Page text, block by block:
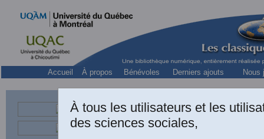
Accueil À propos Bénévoles Derniers ajouts Nous
À tous les utilisateurs et les
des sciences sociales,